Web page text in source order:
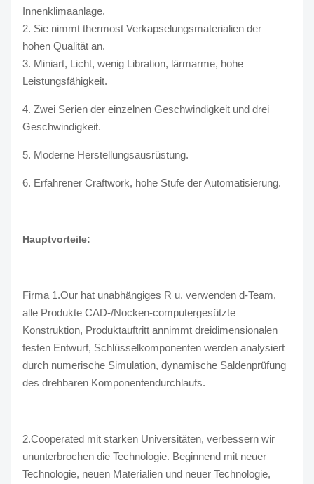
Innenklimaanlage.
2. Sie nimmt thermost Verkapselungsmaterialien der
hohen Qualität an.
3. Miniart, Licht, wenig Libration, lärmarme, hohe
Leistungsfähigkeit.
4. Zwei Serien der einzelnen Geschwindigkeit und drei
Geschwindigkeit.
5. Moderne Herstellungsausrüstung.
6. Erfahrener Craftwork, hohe Stufe der Automatisierung.
Hauptvorteile:
Firma 1.Our hat unabhängiges R u. verwenden d-Team,
alle Produkte CAD-/Nocken-computergesützte
Konstruktion, Produktauftritt annimmt dreidimensionalen
festen Entwurf, Schlüsselkomponenten werden analysiert
durch numerische Simulation, dynamische Saldenprüfung
des drehbaren Komponentendurchlaufs.
2.Cooperated mit starken Universitäten, verbessern wir
ununterbrochen die Technologie. Beginnend mit neuer
Technologie, neuen Materialien und neuer Technologie,